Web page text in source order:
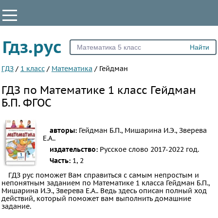
Все
1
3
5
6
7
8
9
10
11
Гдз.рус
ГДЗ / 1 класс / Математика / Гейдман
ГДЗ по Математике 1 класс Гейдман
Б.П. ФГОС
авторы: Гейдман Б.П., Мишарина И.Э., Зверева
Е.А..
издательство: Русское слово 2017-2022 год.
Часть:1, 2
ГДЗ рус поможет Вам справиться с самым непростым и
непонятным заданием по Математике 1 класса Гейдман Б.П.,
Мишарина И.Э., Зверева Е.А.. Ведь здесь описан полный ход
действий, который поможет вам выполнить домашние
задание.